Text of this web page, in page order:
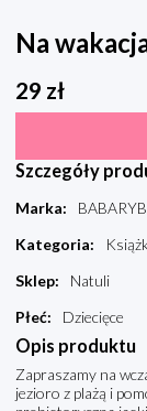
Na
29 zł
Szczegóły
Marka:
Kategoria:
Sklep:
Natuli
Płeć: Dziecięce
Opis produktu
Zapraszamy na
jezioro z plażą i